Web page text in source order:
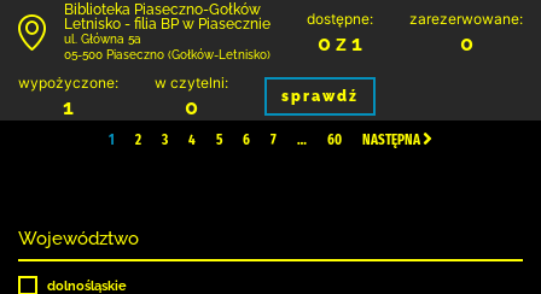
Biblioteka Piaseczno-Gołków
Letnisko - filia BP w Piasecznie
ul. Główna 5a
05-500 Piaseczno (Gołków-Letnisko)
dostępne:
0 z 1
zarezerwowane:
0
wypożyczone:
1
w czytelni:
0 sprawdź
1 2 3 4 5 6 7 … 60 NASTĘPNA
Województwo
dolnośląskie